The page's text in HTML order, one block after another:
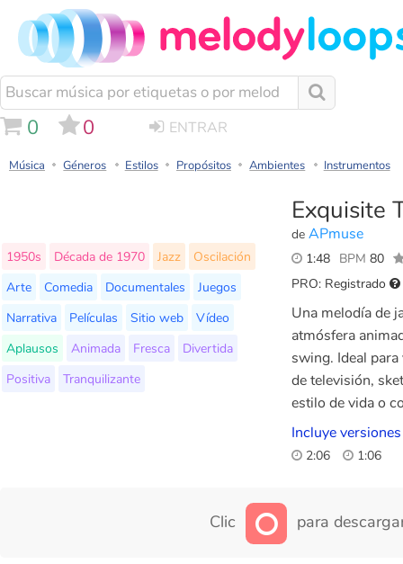
0 0 ENTRAR
Música Géneros Estilos Propósitos Ambientes Instrumentos
Exquisite
de APmuse
1:48 BPM 80
PRO: Registrado
1950s Década de 1970 Jazz
Oscilación
Arte
Comedia Documentales
Juegos
Narrativa
Películas Sitio web
Vídeo
Aplausos
Animada Fresca
Divertida
Positiva
Tranquilizante
Una melodía de
atmósfera
swing. Ideal
de televisión,
estilo de vida o
Incluye
2:06 1:06
Clic para